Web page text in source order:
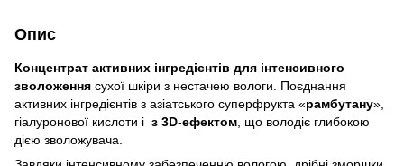
Опис
Концентрат активних інгредієнтів для інтенсивного
зволоження сухої шкіри з нестачею вологи. Поєднання
активних інгредієнтів з азіатського суперфрукта «рамбутану»,
гіалуронової кислоти і з 3D-ефектом , що володіє глибокою
дією зволожувача.